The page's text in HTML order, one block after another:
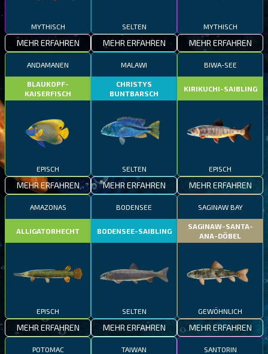
MYTHISCH
MEHR ERFAHREN
SELTEN
MEHR ERFAHREN
MYTHISCH
MEHR ERFAHREN
ANDAMANEN
BLAUKOPF-
KAISERFISCH
EPISCH
MEHR ERFAHREN
MALAWI
CHRISTYS
BUNTBARSCH
SELTEN
MEHR ERFAHREN
BIWA-SEE
KIRIKUCHI-SAIBLING
EPISCH
MEHR ERFAHREN
AMAZONAS
ALLIGATORHECHT
EPISCH
MEHR ERFAHREN
BODENSEE
BODENSEE-SAIBLING
SELTEN
MEHR ERFAHREN
SAGINAW BAY
SAGINAW-SANTA-
ANA-DÖBEL
GEWÖHNLICH
MEHR ERFAHREN
POTOMAC TAIWAN SANTORIN